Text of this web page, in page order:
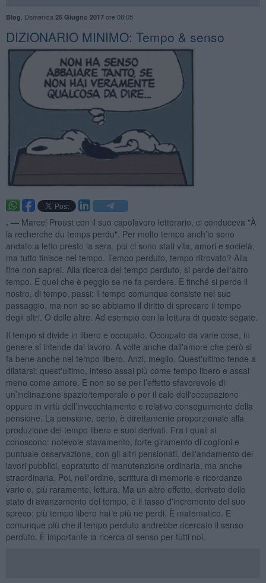
Blog Domenica 25 Giugno 2017ore 08:05
DIZIONARIO MINIMO: Tempo & senso
. — Marcel Proust con il suo capolavoro letterario, ci conduceva "À
la recherche du temps perdu". Per molto tempo anch’io sono
andato a letto presto la sera, poi ci sono stati vita, amori e società,
ma tutto finisce nel tempo. Tempo perduto, tempo ritrovato? Alla
fine non saprei. Alla ricerca del tempo perduto, si perde dell'altro
tempo. E quel che è peggio se ne fa perdere. E finché si perde il
nostro, di tempo, passi: il tempo comunque consiste nel suo
passaggio, ma non so se abbiamo il diritto di sprecare il tempo
degli altri. O delle altre. Ad esempio con la lettura di queste segate.
Il tempo si divide in libero e occupato. Occupato da varie cose, in
genere si intende dal lavoro. A volte anche dall'amore che però si
fa bene anche nel tempo libero. Anzi, meglio. Quest'ultimo tende a
dilatarsi: quest'ultimo, inteso assai più come tempo libero e assai
meno come amore. E non so se per l’effetto sfavorevole di
un’inclinazione spazio/temporale o per il calo dell'occupazione
oppure in virtù dell’invecchiamento e relativo conseguimento della
pensione. La pensione, certo, è direttamente proporzionale alla
produzione del tempo libero e suoi derivati. Fra i quali si
conoscono: notevole sfavamento, forte giramento di coglioni e
puntuale osservazione, con gli altri pensionati, dell'andamento dei
lavori pubblici, sopratutto di manutenzione ordinaria, ma anche
straordinaria. Poi, nell'ordine, scrittura di memorie e ricordanze
varie e, più raramente, lettura. Ma un altro effetto, derivato dello
stato di avanzamento del tempo, è il tasso d'incremento del suo
spreco: più tempo libero hai e più ne perdi. È matematico. E
comunque più che il tempo perduto andrebbe ricercato il senso
perduto. È importante la ricerca di senso per tutti noi.